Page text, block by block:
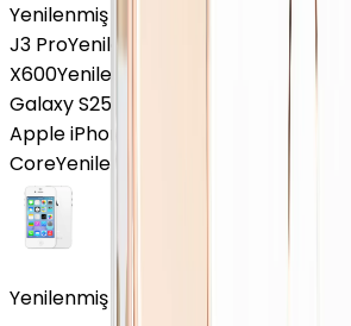
Yenilenmiş Poco X4 GT 5G
J3 ProYenilenmiş Samsung Galaxy A33
X600Yenilenmiş Huawei Nova 13
Galaxy S25 FE
Yenilenmiş Honor 400
Apple iPhone XR
Yenilenmiş
CoreYenilenmiş Apple iPhone 16 Plus
Yenilenmiş Apple iPhone 4 Beyaz 8 GB